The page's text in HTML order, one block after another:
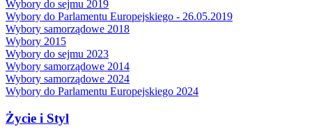
Wybory do sejmu 2019
Wybory do Parlamentu Europejskiego - 26.05.2019
Wybory samorządowe 2018
Wybory 2015
Wybory do sejmu 2023
Wybory samorządowe 2014
Wybory samorządowe 2024
Wybory do Parlamentu Europejskiego 2024
Życie i Styl